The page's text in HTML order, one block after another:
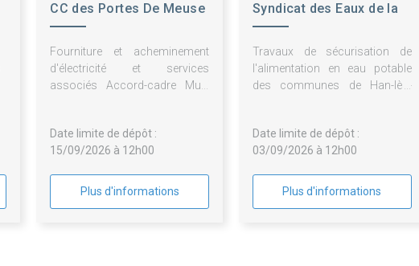
CC des Portes De Meuse
Fourniture et acheminement
d'électricité et services
associés Accord-cadre Multi
Date limite de dépôt :
15/09/2026 à 12h00
Plus d'informations
Syndicat des Eaux de la
Travaux de sécurisation de
l'alimentation en eau potable
des communes de Han-lès-
Remoiville.
Date limite de dépôt :
03/09/2026 à 12h00
Plus d'informations